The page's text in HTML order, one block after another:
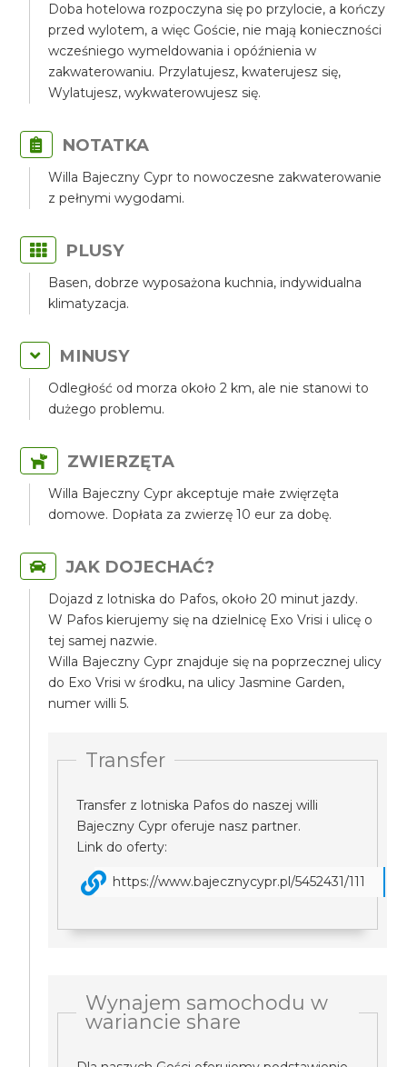
Doba hotelowa rozpoczyna się po przylocie, a kończy
przed wylotem, a więc Goście, nie mają konieczności
wcześniego wymeldowania i opóźnienia w
zakwaterowaniu. Przylatujesz, kwaterujesz się,
Wylatujesz, wykwaterowujesz się.
NOTATKA
Willa Bajeczny Cypr to nowoczesne zakwaterowanie
z pełnymi wygodami.
PLUSY
Basen, dobrze wyposażona kuchnia, indywidualna
klimatyzacja.
MINUSY
Odległość od morza około 2 km, ale nie stanowi to
dużego problemu.
ZWIERZĘTA
Willa Bajeczny Cypr akceptuje małe zwięrzęta
domowe. Dopłata za zwierzę 10 eur za dobę.
JAK DOJECHAĆ?
Dojazd z lotniska do Pafos, około 20 minut jazdy.
W Pafos kierujemy się na dzielnicę Exo Vrisi i ulicę o
tej samej nazwie.
Willa Bajeczny Cypr znajduje się na poprzecznej ulicy
do Exo Vrisi w środku, na ulicy Jasmine Garden,
numer willi 5.
Transfer
Transfer z lotniska Pafos do naszej willi
Bajeczny Cypr oferuje nasz partner.
Link do oferty:
https://www.bajecznycypr.pl/5452431/111
Wynajem samochodu w
wariancie share